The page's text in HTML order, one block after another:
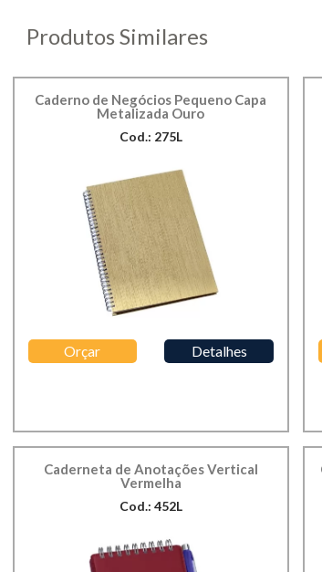
Produtos Similares
Caderno de Negócios Pequeno Capa
Metalizada Ouro
Cod.: 275L
Orçar Detalhes
Caderneta de Anotações Vertical
Vermelha
Cod.: 452L